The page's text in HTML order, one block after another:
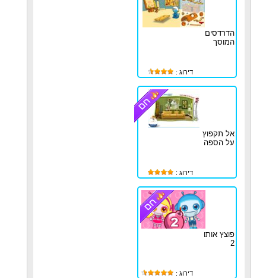
הדרדסים
המוסך
דירוג :
אל תקפוץ
על הספה
דירוג :
פוצץ אותו
2
דירוג :